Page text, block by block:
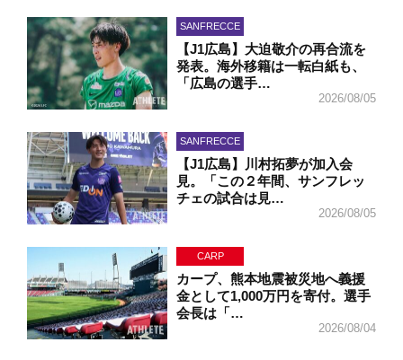
SANFRECCE
【J1広島】大迫敬介の再合流を
発表。海外移籍は一転白紙も、
「広島の選手…
2026/08/05
SANFRECCE
【J1広島】川村拓夢が加入会
見。「この２年間、サンフレッ
チェの試合は見…
2026/08/05
CARP
カープ、熊本地震被災地へ義援
金として1,000万円を寄付。選手
会長は「…
2026/08/04